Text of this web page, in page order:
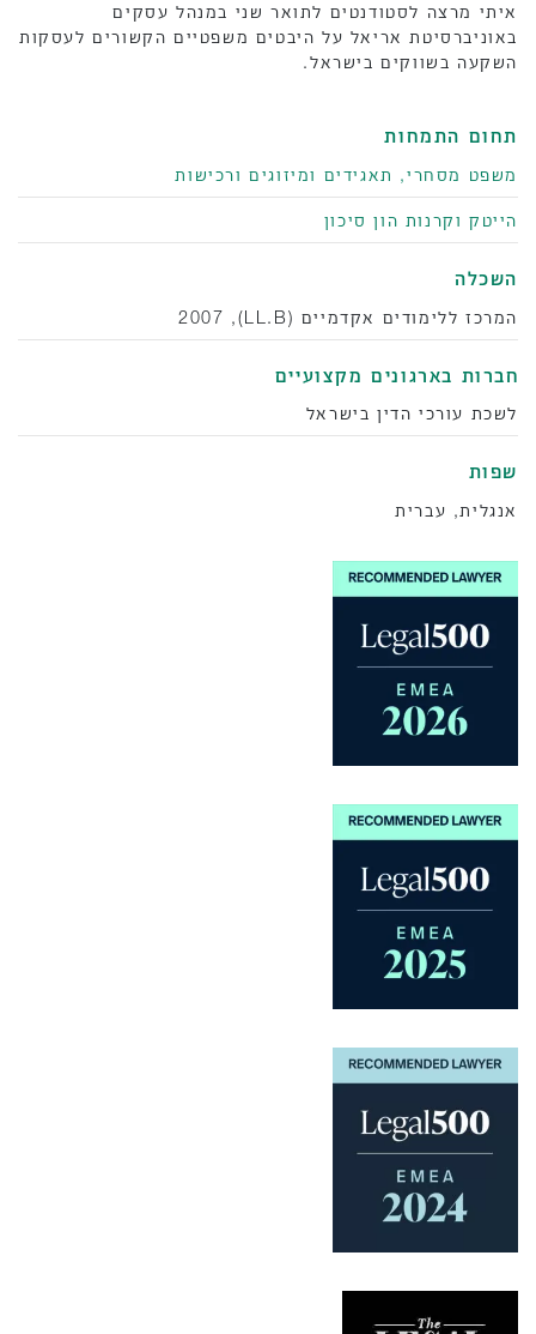
תחום התמחות
משפט מסחרי, תאגידים ומיזוגים ורכישות
הייטק וקרנות הון סיכון
השכלה
המרכז ללימודים אקדמיים (LL.B), 2007
‫חברות בארגונים מקצועיים
לשכת עורכי הדין בישראל
שפות
אנגלית, עברית
איתי מרצה לסטודנטים לתואר שני במנהל עסקים
באוניברסיטת אריאל על היבטים משפטיים הקשורים לעסקות
השקעה בשווקים בישראל.